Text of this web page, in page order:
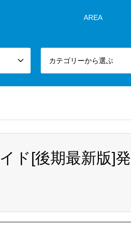
AREA
カテゴリーから選ぶ
ド[後期最新版]発